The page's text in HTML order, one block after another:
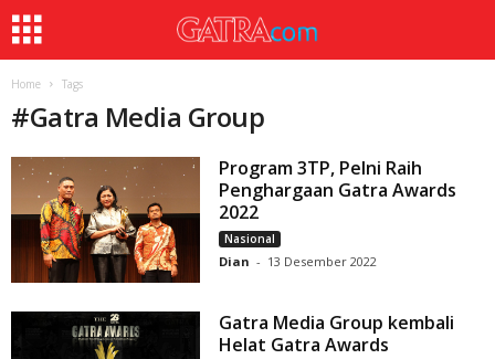
Home Tags
#Gatra Media Group
Program 3TP, Pelni Raih
Penghargaan Gatra Awards
2022
Nasional
Dian - 13 Desember 2022
Gatra Media Group kembali
Helat Gatra Awards